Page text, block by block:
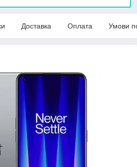
Доставка Оплата Умови